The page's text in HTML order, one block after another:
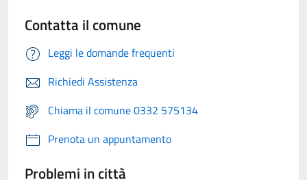
Contatta il comune
Leggi le domande frequenti
Richiedi Assistenza
Chiama il comune 0332 575134
Prenota un appuntamento
Problemi in città